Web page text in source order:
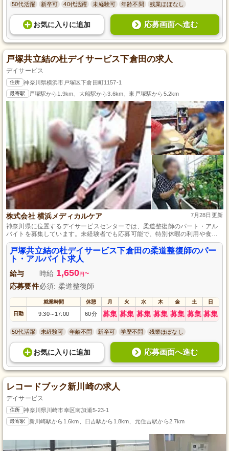
50代活躍 新卒可 40代活躍 未経験可 年齢不問 残業ほぼなし
お気に入り に追加 応募画面へ進む
戸塚共立結の杜デイサービス下倉田の求人
デイサービス
住所 神奈川県横浜市戸塚区下倉田町1157-1
最寄駅 戸塚駅から1.9km、大船駅から3.6km、東戸塚駅から5.2km
株式会社 横浜メディカルケア 7月28日更新
神奈川県に位置するデイサービスセンターでは、柔道整復師のパート・アル
バイトを募集しています。未経験者でも応募可能で、特別休暇の利用や食事
補助、診療費補助を提供し、スタッフが安心して働ける環境を整えていま
す。運動指導とリハビリテーションを通じ、地域の方々の生活をサポートす
るやりがいのある仕事です。
戸塚共立結の杜デイサービス下倉田の柔道整復師のパー
ト・アルバイト求人
給与 時給 1,650円 ~
応募要件必須: 柔道整復師
就業時間 休憩 月 火 水 木 金 土 日
日勤 9:30～ 17:00 60分 募集 募集 募集 募集 募集 募集 募集
50代活躍 未経験可 年齢不問 新卒可 学歴不問 残業ほぼなし
お気に入り に追加 応募画面へ進む
レコードブック新川崎の求人
デイサービス
住所 神奈川県川崎市幸区南加瀬5-23-1
最寄駅 新川崎駅から1.6km、日吉駅から1.8km、元住吉駅から2.7km